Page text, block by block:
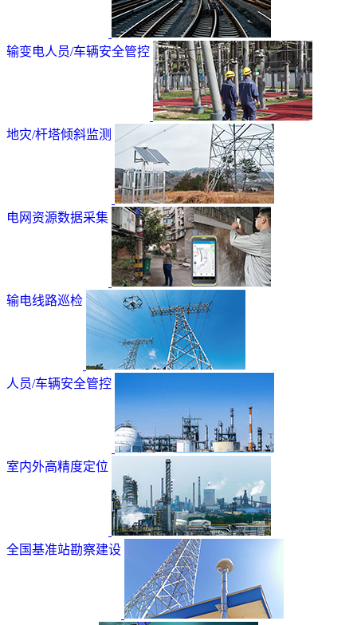
输变电人员/车辆安全管控
地灾/杆塔倾斜监测
电网资源数据采集
输电线路巡检
人员/车辆安全管控
室内外高精度定位
全国基准站勘察建设